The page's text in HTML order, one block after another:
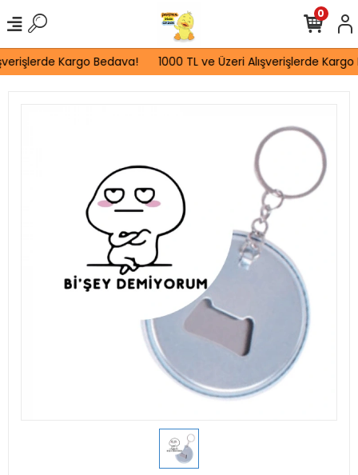
Kargo Bedava! 1000 TL ve Üzeri Alışverişlerde Kargo
0